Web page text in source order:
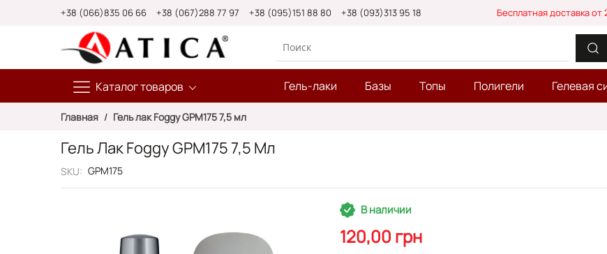
+38 (066)835 06 66 +38 (067)288 77 97 +38 (095)151 88 80 +38 (093)313 95 18 Бесплатная доставка от
Каталог товаров Гель-лаки Базы Топы Полигели Гелевая
Главная Гель лак Foggy GPM175 7,5 мл
Гель Лак Foggy GPM175 7,5 Мл
SKU GPM175
В наличии
120,00 грн